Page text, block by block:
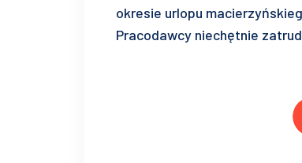
okresie urlopu
Pracodawcy niechętnie